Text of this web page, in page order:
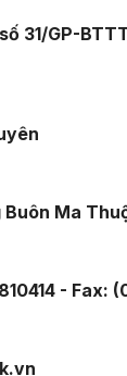
31/GP-
Buôn Ma
- Fax: